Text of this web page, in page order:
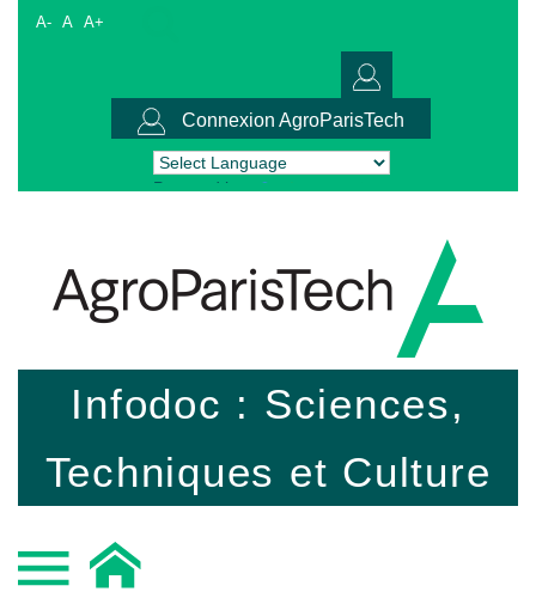
A- A A+
Connexion AgroParisTech
Powered by Translate
Infodoc : Sciences,
Techniques et Culture